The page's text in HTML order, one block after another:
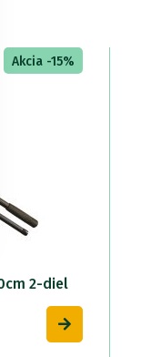
Akcia -15%
2-diel